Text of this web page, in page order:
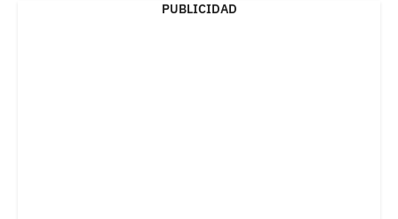
PUBLICIDAD